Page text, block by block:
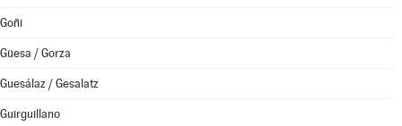
Goñi
Güesa / Gorza
Guesálaz / Gesalatz
Guirguillano